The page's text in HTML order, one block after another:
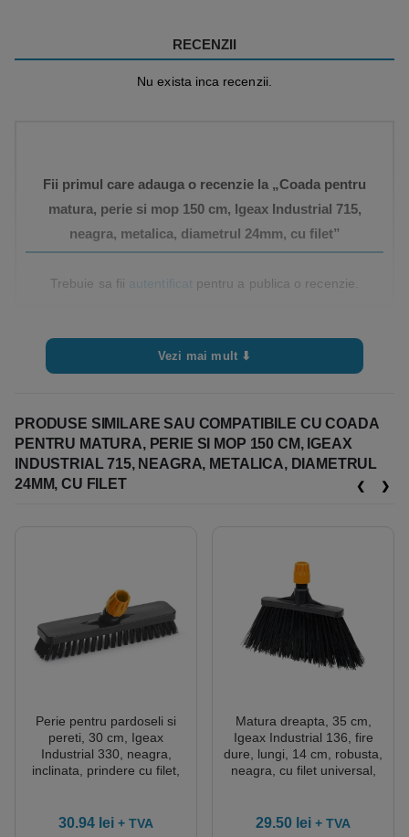
RECENZII
Nu exista inca recenzii.
Fii primul care adauga o recenzie la „Coada pentru
matura, perie si mop 150 cm, Igeax Industrial 715,
neagra, metalica, diametrul 24mm, cu filet”
Trebuie sa fii autentificat pentru a publica o recenzie.
Vezi mai mult ⬇
PRODUSE SIMILARE SAU COMPATIBILE CU COADA
PENTRU MATURA, PERIE SI MOP 150 CM, IGEAX
INDUSTRIAL 715, NEAGRA, METALICA, DIAMETRUL
24MM, CU FILET
Perie pentru pardoseli si
pereti, 30 cm, Igeax
Industrial 330, neagra,
inclinata, prindere cu filet,
30.94 lei + TVA
Matura dreapta, 35 cm,
Igeax Industrial 136, fire
dure, lungi, 14 cm, robusta,
neagra, cu filet universal,
29.50 lei + TVA